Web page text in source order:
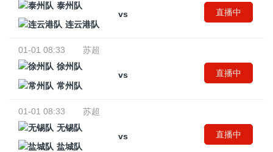
泰州队
vs
连云港队
直播中
01-01 08:33
苏超
徐州队
vs
常州队
直播中
01-01 08:33
苏超
无锡队
vs
盐城队
直播中